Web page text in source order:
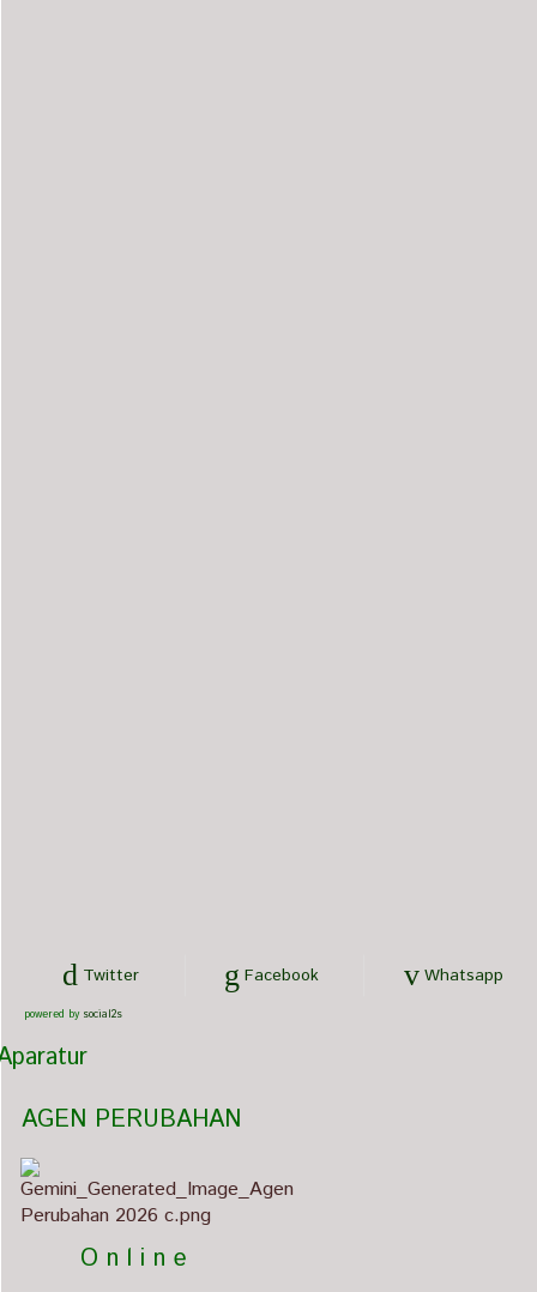
Twitter Facebook Whatsapp
powered by social2s
Hakim
          O n l i n e